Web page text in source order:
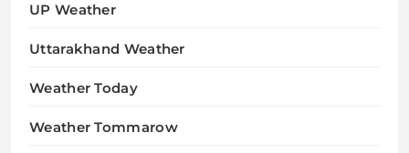
UP Weather
Uttarakhand Weather
Weather Today
Weather Tommarow